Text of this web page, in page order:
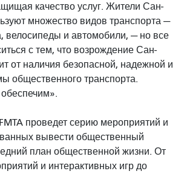
качество услуг. Жители Сан-
множество видов транспорта —
велосипеды и автомобили, — но все
с тем, что возрождение Сан-
от наличия безопасной, надежной и
общественного транспорта.
проведет серию мероприятий и
вывести общественный
план общественной жизни. От
и интерактивных игр до